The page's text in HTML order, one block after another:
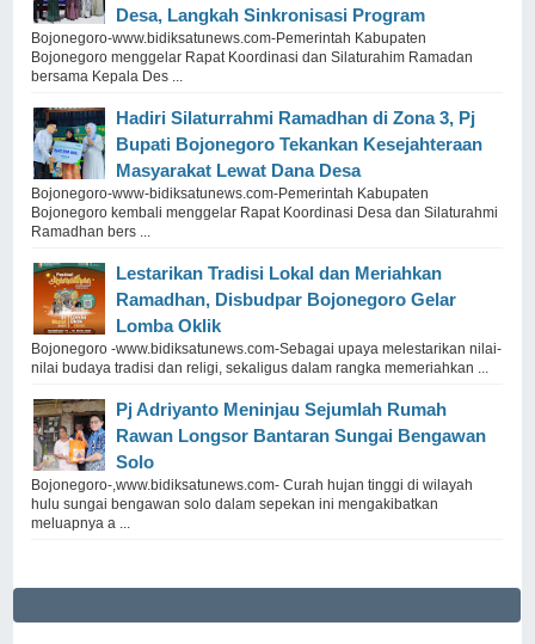
Desa, Langkah Sinkronisasi Program
Bojonegoro-www.bidiksatunews.com-Pemerintah Kabupaten
Bojonegoro menggelar Rapat Koordinasi dan Silaturahim Ramadan
bersama Kepala Des ...
Hadiri Silaturrahmi Ramadhan di Zona 3, Pj
Bupati Bojonegoro Tekankan Kesejahteraan
Masyarakat Lewat Dana Desa
Bojonegoro-www-bidiksatunews.com-Pemerintah Kabupaten
Bojonegoro kembali menggelar Rapat Koordinasi Desa dan Silaturahmi
Ramadhan bers ...
Lestarikan Tradisi Lokal dan Meriahkan
Ramadhan, Disbudpar Bojonegoro Gelar
Lomba Oklik
Bojonegoro -www.bidiksatunews.com-Sebagai upaya melestarikan nilai-
nilai budaya tradisi dan religi, sekaligus dalam rangka memeriahkan ...
Pj Adriyanto Meninjau Sejumlah Rumah
Rawan Longsor Bantaran Sungai Bengawan
Solo
Bojonegoro-,www.bidiksatunews.com- Curah hujan tinggi di wilayah
hulu sungai bengawan solo dalam sepekan ini mengakibatkan
meluapnya a ...